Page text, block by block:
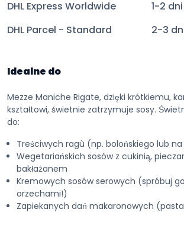
DHL Express Worldwide
1-2 dni
DHL Parcel - Standard
2-3
Idealne do
Mezze Maniche Rigate, dzięki krótkiemu,
kształtowi, świetnie zatrzymuje sosy.
do:
Treściwych ragù (np. bolońskiego lub na
Wegetariańskich sosów z cukinią,
bakłażanem
Kremowych sosów serowych (spróbuj
orzechami!)
Zapiekanych dań makaronowych